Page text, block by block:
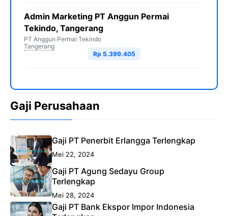
Admin Marketing PT Anggun Permai
Tekindo, Tangerang
PT Anggun Permai Tekindo
Tangerang
Rp 5.399.405
Gaji Perusahaan
Gaji PT Penerbit Erlangga Terlengkap
Mei 22, 2024
Gaji PT Agung Sedayu Group
Terlengkap
Mei 28, 2024
Gaji PT Bank Ekspor Impor Indonesia